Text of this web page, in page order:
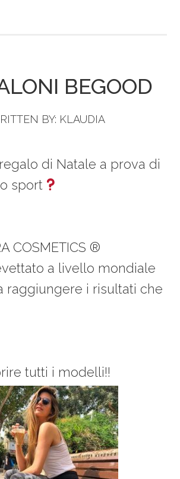
BEGOOD
BY: KLAUDIA
di Natale a prova di
sport
COSMETICS ®️
a livello mondiale
raggiungere i risultati che
tutti i modelli!!